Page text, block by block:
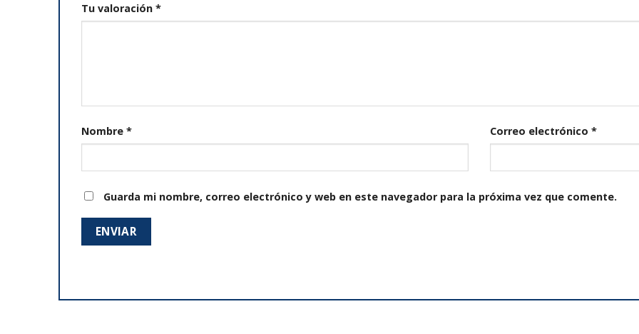
Tu valoración *
Nombre * Correo electrónico *
Guarda mi nombre, correo electrónico y web en este navegador para la próxima vez que comente.